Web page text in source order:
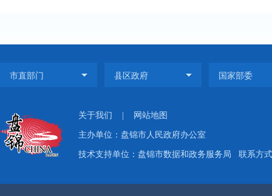
关于我们 网站地图
主办单位：盘锦市人民政府办公室
技术支持单位：盘锦市数据和政务服务局 联系方